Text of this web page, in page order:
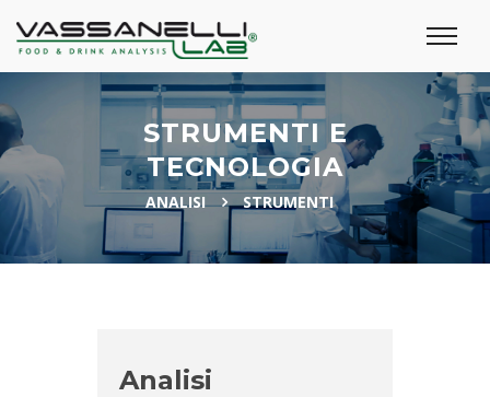
STRUMENTI E
TECNOLOGIA
ANALISI STRUMENTI
Analisi